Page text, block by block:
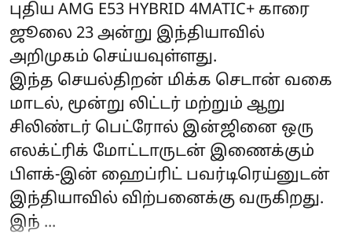
புதிய AMG E53 HYBRID 4MATIC+ காரை
ஜூலை 23 அன்று இந்தியாவில்
அறிமுகம் செய்யவுள்ளது.
இந்த செயல்திறன் மிக்க செடான் வகை
மாடல், மூன்று லிட்டர் மற்றும் ஆறு
சிலிண்டர் பெட்ரோல் இன்ஜினை ஒரு
எலக்ட்ரிக் மோட்டாருடன் இணைக்கும்
பிளக்-இன் ஹைப்ரிட் பவர்டிரெய்னுடன்
இந்தியாவில் விற்பனைக்கு வருகிறது.
இந் ...